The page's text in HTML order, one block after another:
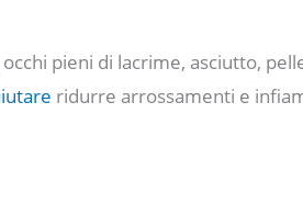
pieni di lacrime, asciutto,
ridurre arrossamenti e